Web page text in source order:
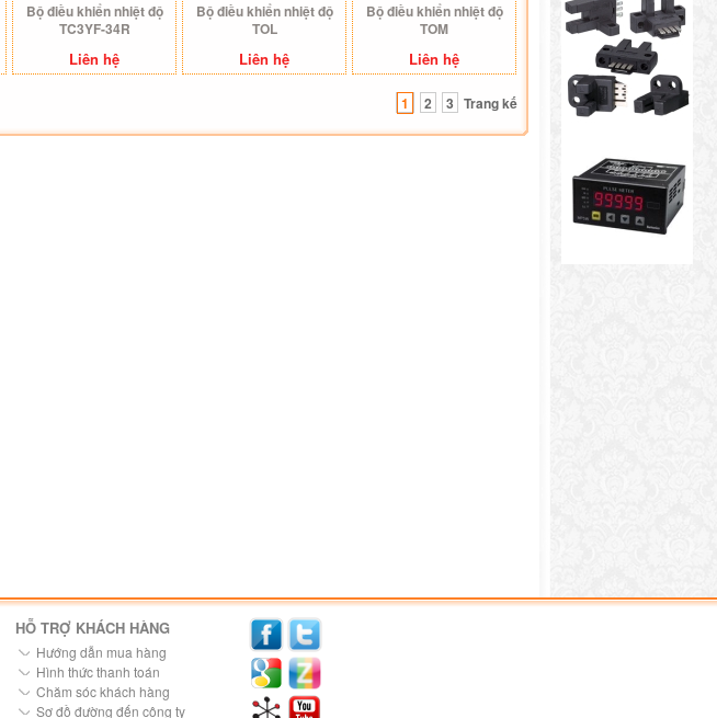
Bộ điều khiển nhiệt độ
TC3YF-34R
Liên hệ
Bộ điều khiển nhiệt độ
TOL
Liên hệ
Bộ điều khiển nhiệt độ
TOM
Liên hệ
1 2 3 Trang kế
HỖ TRỢ KHÁCH HÀNG
Hướng dẫn mua hàng
Hình thức thanh toán
Chăm sóc khách hàng
Sơ đồ đường đến công ty